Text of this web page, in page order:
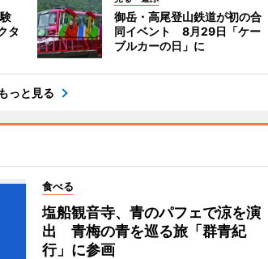
験
タ
御岳・高尾登山鉄道が初の合
同イベント 8月29日「ケー
ブルカーの日」に
もっと見る
食べる
塩船観音寺、青のパフェで涼を演
出 青梅の青を巡る旅「群青紀
行」に参画